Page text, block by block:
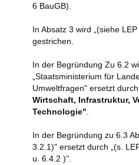
6 BauGB).
In Absatz 3 wird „(siehe
gestrichen.
In der Begründung Zu 6.2
„Staatsministerium für
Umweltfragen" ersetzt durch
Wirtschaft, Infrastruktur,
Technologie".
In der Begründung zu 6.3
3.2.1)" ersetzt durch „(s.
u. 6.4.2 )".